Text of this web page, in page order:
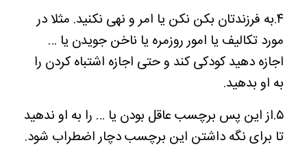
۴.به فرزندتان بکن نکن یا امر و نهی نکنید. مثلا در
مورد تکالیف یا امور روزمره یا ناخن جویدن یا …
اجازه دهید کودکی کند و حتی اجازه اشتباه کردن را
به او بدهید.
۵.از این پس برچسب عاقل بودن یا … را به او ندهید
تا برای نگه داشتن این برچسب دچار اضطراب شود.